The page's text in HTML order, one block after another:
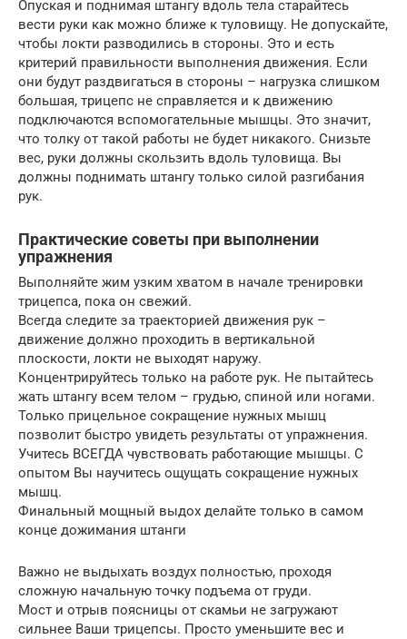
Опуская и поднимая штангу вдоль тела старайтесь
вести руки как можно ближе к туловищу. Не допускайте,
чтобы локти разводились в стороны. Это и есть
критерий правильности выполнения движения. Если
они будут раздвигаться в стороны – нагрузка слишком
большая, трицепс не справляется и к движению
подключаются вспомогательные мышцы. Это значит,
что толку от такой работы не будет никакого. Снизьте
вес, руки должны скользить вдоль туловища. Вы
должны поднимать штангу только силой разгибания
рук.
Практические советы при выполнении
упражнения
Выполняйте жим узким хватом в начале тренировки
трицепса, пока он свежий.
Всегда следите за траекторией движения рук –
движение должно проходить в вертикальной
плоскости, локти не выходят наружу.
Концентрируйтесь только на работе рук. Не пытайтесь
жать штангу всем телом – грудью, спиной или ногами.
Только прицельное сокращение нужных мышц
позволит быстро увидеть результаты от упражнения.
Учитесь ВСЕГДА чувствовать работающие мышцы. С
опытом Вы научитесь ощущать сокращение нужных
мышц.
Финальный мощный выдох делайте только в самом
конце дожимания штанги
Важно не выдыхать воздух полностью, проходя
сложную начальную точку подъема от груди.
Мост и отрыв поясницы от скамьи не загружают
сильнее Ваши трицепсы. Просто уменьшите вес и